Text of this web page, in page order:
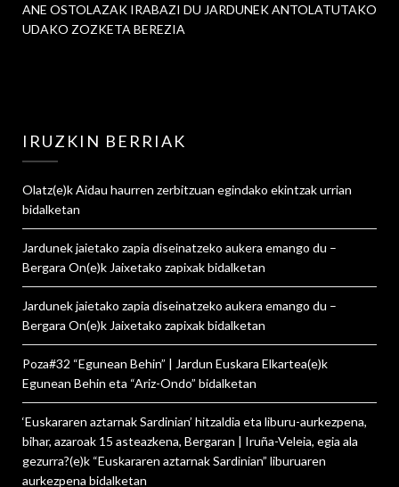
ANE OSTOLAZAK IRABAZI DU JARDUNEK ANTOLATUTAKO
UDAKO ZOZKETA BEREZIA
IRUZKIN BERRIAK
Olatz(e)kAidau haurren zerbitzuan egindako ekintzak urrian
bidalketan
Jardunek jaietako zapia diseinatzeko aukera emango du –
Bergara On(e)k Jaixetako zapixakbidalketan
Jardunek jaietako zapia diseinatzeko aukera emango du –
Bergara On(e)k Jaixetako zapixakbidalketan
Poza#32 “Egunean Behin” | Jardun Euskara Elkartea(e)k
Egunean Behin eta “Ariz-Ondo” bidalketan
‘Euskararen aztarnak Sardinian’ hitzaldia eta liburu-aurkezpena,
bihar, azaroak 15 asteazkena, Bergaran | Iruña-Veleia, egia ala
gezurra?(e)k “Euskararen aztarnak Sardinian” liburuaren
aurkezpena bidalketan